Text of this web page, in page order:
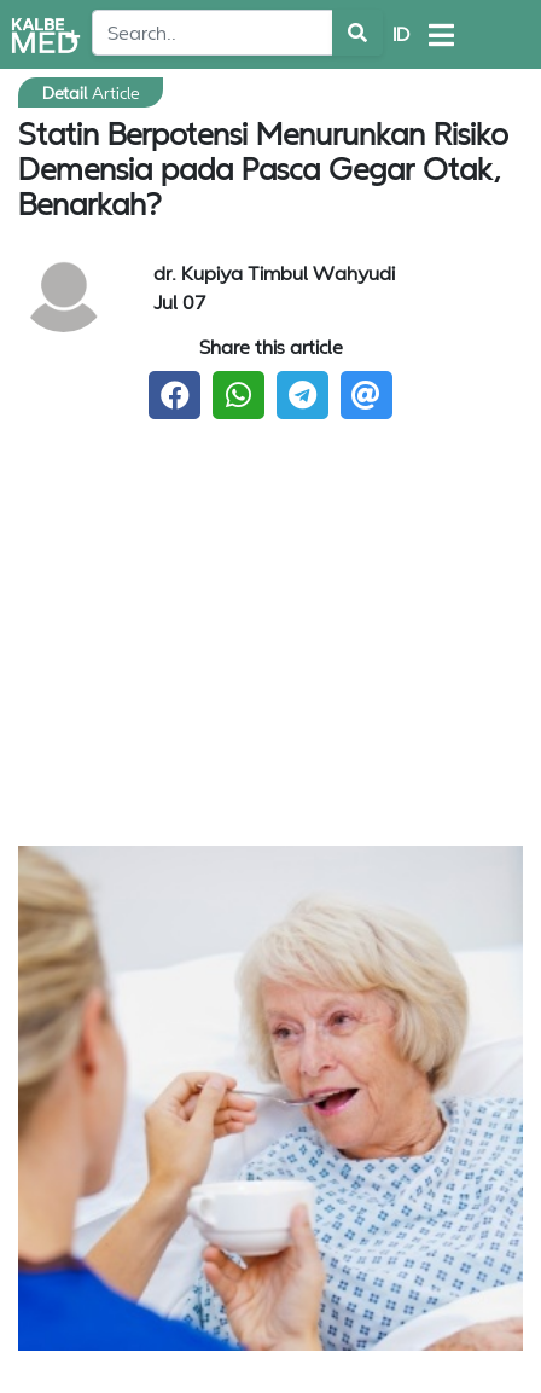
ID
DetailArticle
Statin Berpotensi Menurunkan Risiko
Demensia pada Pasca Gegar Otak,
Benarkah?
dr. Kupiya Timbul Wahyudi
Jul 07
Share this article